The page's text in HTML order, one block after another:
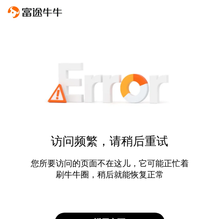
访问频繁，请稍后重试
您所要访问的页面不在这儿，它可能正忙着
刷牛牛圈，稍后就能恢复正常